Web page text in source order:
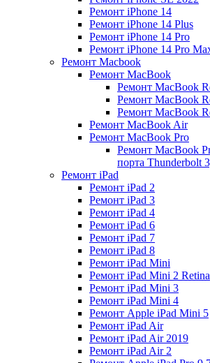
Ремонт iPhone 14
Ремонт iPhone 14 Plus
Ремонт iPhone 14 Pro
Ремонт iPhone 14 Pro
Ремонт Macbook
Ремонт MacBook
Ремонт MacBook
Ремонт MacBook
Ремонт MacBook
Ремонт MacBook Air
Ремонт MacBook Pro
Ремонт MacBook
порта Thunderbolt
Ремонт iPad
Ремонт iPad 2
Ремонт iPad 3
Ремонт iPad 4
Ремонт iPad 6
Ремонт iPad 7
Ремонт iPad 8
Ремонт iPad Mini
Ремонт iPad Mini 2 Retina
Ремонт iPad Mini 3
Ремонт iPad Mini 4
Ремонт Apple iPad Mini 5
Ремонт iPad Air
Ремонт iPad Air 2019
Ремонт iPad Air 2